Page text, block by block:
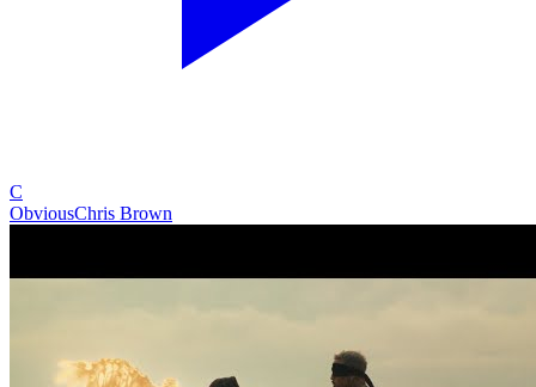
C
ObviousChris Brown